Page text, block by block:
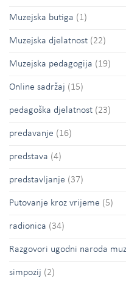
Muzejska butiga (1)
Muzejska djelatnost (22)
Muzejska pedagogija (19)
Online sadržaj (15)
pedagoška djelatnost (23)
predavanje (16)
predstava (4)
predstavljanje (37)
Putovanje kroz vrijeme (5)
radionica (34)
Razgovori ugodni naroda
simpozij (2)